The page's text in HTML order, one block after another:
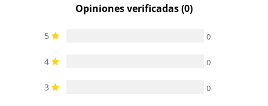
Opiniones verificadas (0)
5 0
4 0
3 0